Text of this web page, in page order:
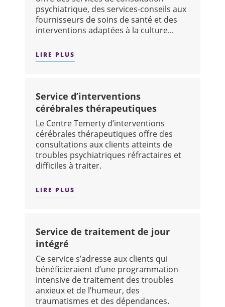
psychiatrique, des services-conseils aux
fournisseurs de soins de santé et des
interventions adaptées à la culture...
LIRE PLUS
Service d’interventions
cérébrales thérapeutiques
Le Centre Temerty d’interventions
cérébrales thérapeutiques offre des
consultations aux clients atteints de
troubles psychiatriques réfractaires et
difficiles à traiter.
LIRE PLUS
Service de traitement de jour
intégré
Ce service s’adresse aux clients qui
bénéficieraient d’une programmation
intensive de traitement des troubles
anxieux et de l’humeur, des
traumatismes et des dépendances.